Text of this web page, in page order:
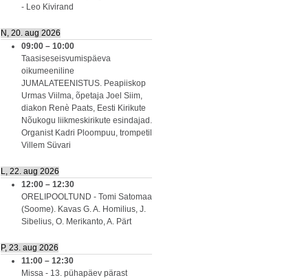
- Leo Kivirand
N, 20. aug 2026
09:00 – 10:00
Taasiseseisvumispäeva
oikumeeniline
JUMALATEENISTUS. Peapiiskop
Urmas Viilma, õpetaja Joel Siim,
diakon Renè Paats, Eesti Kirikute
Nõukogu liikmeskirikute esindajad.
Organist Kadri Ploompuu, trompetil
Villem Süvari
L, 22. aug 2026
12:00 – 12:30
ORELIPOOLTUND - Tomi Satomaa
(Soome). Kavas G. A. Homilius, J.
Sibelius, O. Merikanto, A. Pärt
P, 23. aug 2026
11:00 – 12:30
Missa - 13. pühapäev pärast